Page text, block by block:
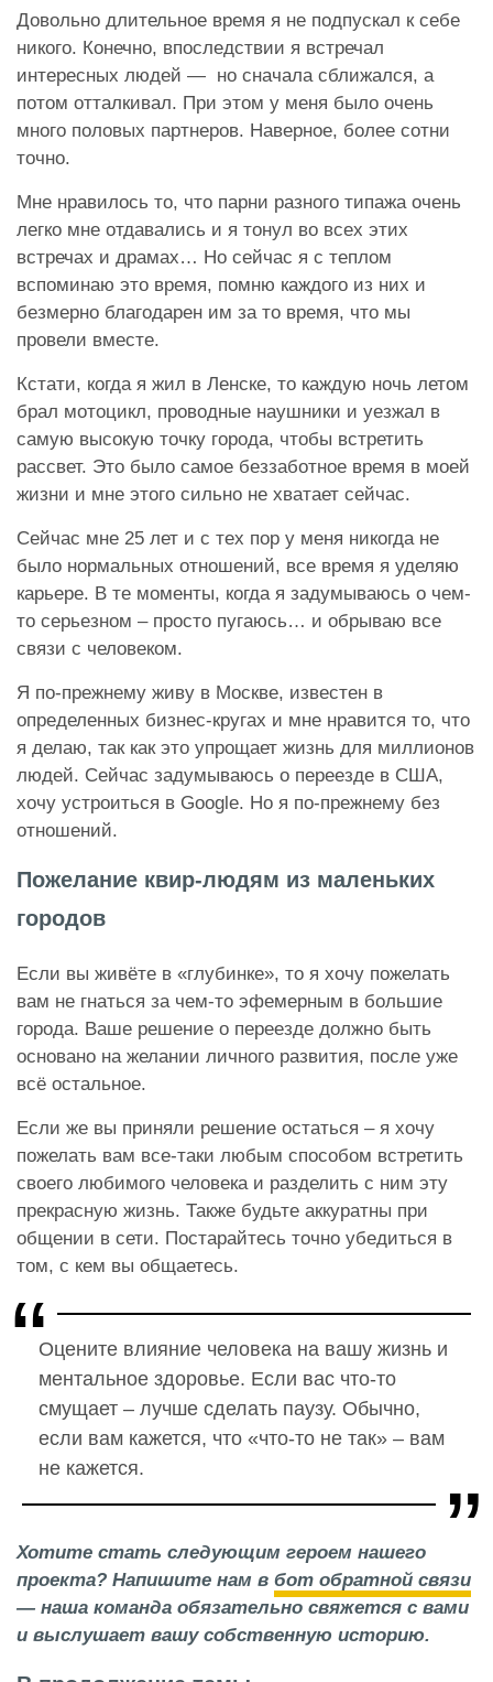
Довольно длительное время я не подпускал к себе
никого. Конечно, впоследствии я встречал
интересных людей — но сначала сближался, а
потом отталкивал. При этом у меня было очень
много половых партнеров. Наверное, более сотни
точно.
Мне нравилось то, что парни разного типажа очень
легко мне отдавались и я тонул во всех этих
встречах и драмах… Но сейчас я с теплом
вспоминаю это время, помню каждого из них и
безмерно благодарен им за то время, что мы
провели вместе.
Кстати, когда я жил в Ленске, то каждую ночь летом
брал мотоцикл, проводные наушники и уезжал в
самую высокую точку города, чтобы встретить
рассвет. Это было самое беззаботное время в моей
жизни и мне этого сильно не хватает сейчас.
Сейчас мне 25 лет и с тех пор у меня никогда не
было нормальных отношений, все время я уделяю
карьере. В те моменты, когда я задумываюсь о чем-
то серьезном – просто пугаюсь… и обрываю все
связи с человеком.
Я по-прежнему живу в Москве, известен в
определенных бизнес-кругах и мне нравится то, что
я делаю, так как это упрощает жизнь для миллионов
людей. Сейчас задумываюсь о переезде в США,
хочу устроиться в Google. Но я по-прежнему без
отношений.
Пожелание квир-людям из маленьких
городов
Если вы живёте в «глубинке», то я хочу пожелать
вам не гнаться за чем-то эфемерным в большие
города. Ваше решение о переезде должно быть
основано на желании личного развития, после уже
всё остальное.
Если же вы приняли решение остаться – я хочу
пожелать вам все-таки любым способом встретить
своего любимого человека и разделить с ним эту
прекрасную жизнь. Также будьте аккуратны при
общении в сети. Постарайтесь точно убедиться в
том, с кем вы общаетесь.
Оцените влияние человека на вашу жизнь и
ментальное здоровье. Если вас что-то
смущает – лучше сделать паузу. Обычно,
если вам кажется, что «что-то не так» – вам
не кажется.
Хотите стать следующим героем нашего
проекта? Напишите нам в бот обратной связи
— наша команда обязательно свяжется с вами
и выслушает вашу собственную историю.